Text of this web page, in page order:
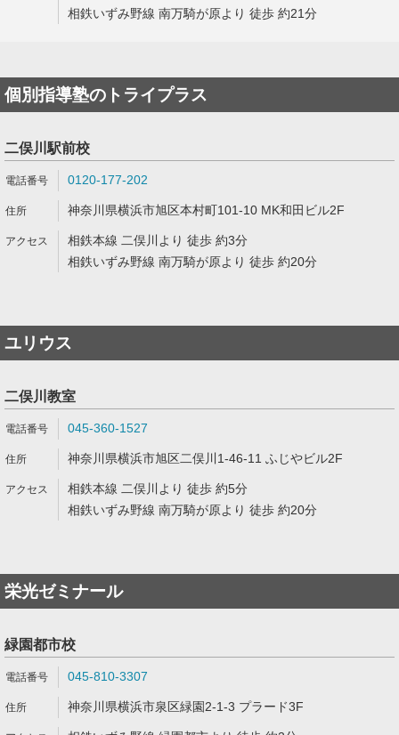
相鉄いずみ野線 南万騎が原より 徒歩 約21分
個別指導塾のトライプラス
二俣川駅前校
0120-177-202
神奈川県横浜市旭区本村町101-10 MK和田ビル2F
相鉄本線 二俣川より 徒歩 約3分
相鉄いずみ野線 南万騎が原より 徒歩 約20分
ユリウス
二俣川教室
045-360-1527
神奈川県横浜市旭区二俣川1-46-11 ふじやビル2F
相鉄本線 二俣川より 徒歩 約5分
相鉄いずみ野線 南万騎が原より 徒歩 約20分
栄光ゼミナール
緑園都市校
045-810-3307
神奈川県横浜市泉区緑園2-1-3 プラード3F